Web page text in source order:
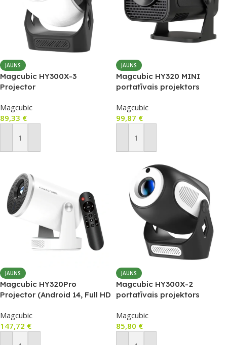
JAUNS
Magcubic HY300X-3
Projector
Magcubic
89,33 €
Pievienot Grozam
JAUNS
Magcubic HY320 MINI
portatīvais projektors
Wi‑Fi 6, Bluetooth 5.0)
Magcubic
99,87 €
Pievienot Grozam
JAUNS
Magcubic HY320Pro
Projector (Android 14, Full HD
ANSI)
Magcubic
147,72 €
JAUNS
Magcubic HY300X-2
portatīvais projektors
dekodēšana, Wi‑Fi 6,
Bluetooth 5.0)
Magcubic
85,80 €